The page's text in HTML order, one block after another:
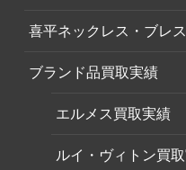
喜平ネックレス・ブレ
ブランド品買取実績
エルメス買取実績
ルイ・ヴィトン買